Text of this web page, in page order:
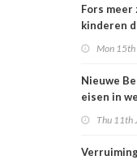
Fors
kinderen
Mon 15th
Nieuwe
eisen in
Thu 11th